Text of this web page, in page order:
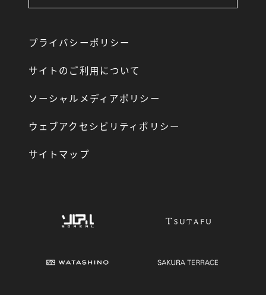
プライバシーポリシー
サイトのご利用について
ソーシャルメディアポリシー
ウェブアクセシビリティポリシー
サイトマップ